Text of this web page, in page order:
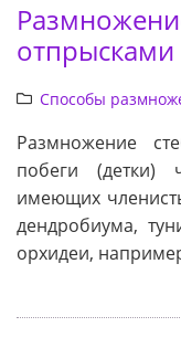
отпрысками
Способы
Размножение
побеги (детки)
имеющих
дендробиума,
орхидеи,